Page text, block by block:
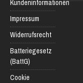
Kundeninformationen
Impressum
Widerrufsrecht
Batteriegesetz
(BattG)
Cookie